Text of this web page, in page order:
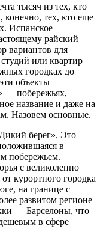
тысяч из тех, кто
конечно, тех, кто еще
Испанское
райский
вариантов для
или квартир
городках до
объекты
— побережьях,
название и даже на
Назовем основные.
берег». Это
в
побережьем.
с великолепно
курортного городка
на границе с
развитом регионе
— Барселоны, что
в сфере